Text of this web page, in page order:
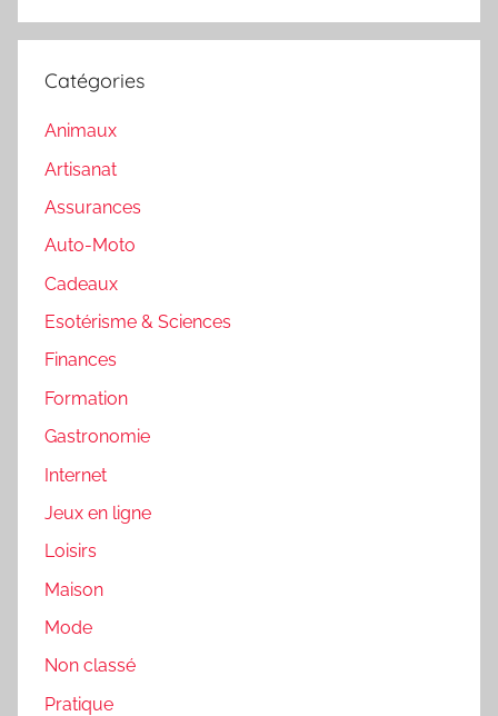
Catégories
Animaux
Artisanat
Assurances
Auto-Moto
Cadeaux
Esotérisme & Sciences
Finances
Formation
Gastronomie
Internet
Jeux en ligne
Loisirs
Maison
Mode
Non classé
Pratique